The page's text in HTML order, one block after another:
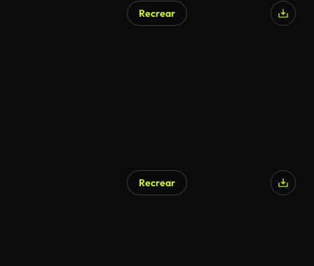
Recrear
Recrear